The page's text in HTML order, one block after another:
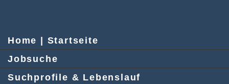
Home | Startseite
Jobsuche
Suchprofile & Lebenslauf